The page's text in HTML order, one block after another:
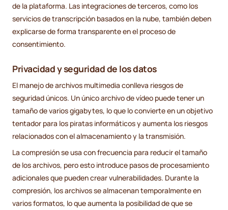
de la plataforma. Las integraciones de terceros, como los
servicios de transcripción basados en la nube, también deben
explicarse de forma transparente en el proceso de
consentimiento.
Privacidad y seguridad de los datos
El manejo de archivos multimedia conlleva riesgos de
seguridad únicos. Un único archivo de vídeo puede tener un
tamaño de varios gigabytes, lo que lo convierte en un objetivo
tentador para los piratas informáticos y aumenta los riesgos
relacionados con el almacenamiento y la transmisión.
La compresión se usa con frecuencia para reducir el tamaño
de los archivos, pero esto introduce pasos de procesamiento
adicionales que pueden crear vulnerabilidades. Durante la
compresión, los archivos se almacenan temporalmente en
varios formatos, lo que aumenta la posibilidad de que se